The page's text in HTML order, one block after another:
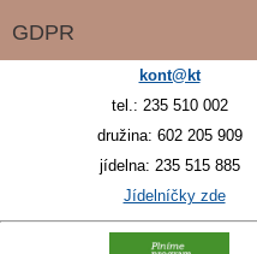
GDPR
kont@kt
tel.: 235 510 002
družina: 602 205 909
jídelna: 235 515 885
Jídelníčky zde